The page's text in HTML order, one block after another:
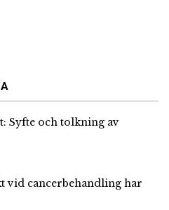
Syfte och tolkning av
vid cancerbehandling har